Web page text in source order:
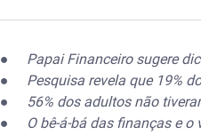
● Papai Financeiro sugere
● Pesquisa revela que 19%
●
56% dos adultos não
●
O bê-á-bá das finanças e